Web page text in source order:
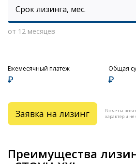
Срок лизинга, мес.
от 12 месяцев
Ежемесячный платеж
₽
Общая
₽
Заявка на лизинг
Расчеты
характер и не
Преимущества